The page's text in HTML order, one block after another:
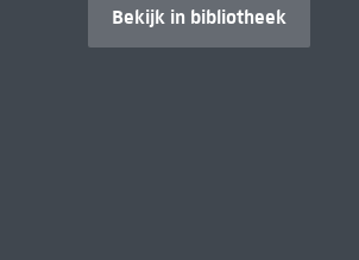
Bekijk in bibliotheek